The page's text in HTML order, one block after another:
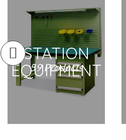
STATION
EQUIPMENT
59 Products